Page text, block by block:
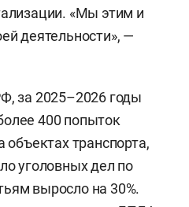
«Мы этим и
деятельности», —
за 2025–2026 годы
400 попыток
объектах транспорта,
уголовных дел по
выросло на 30%.